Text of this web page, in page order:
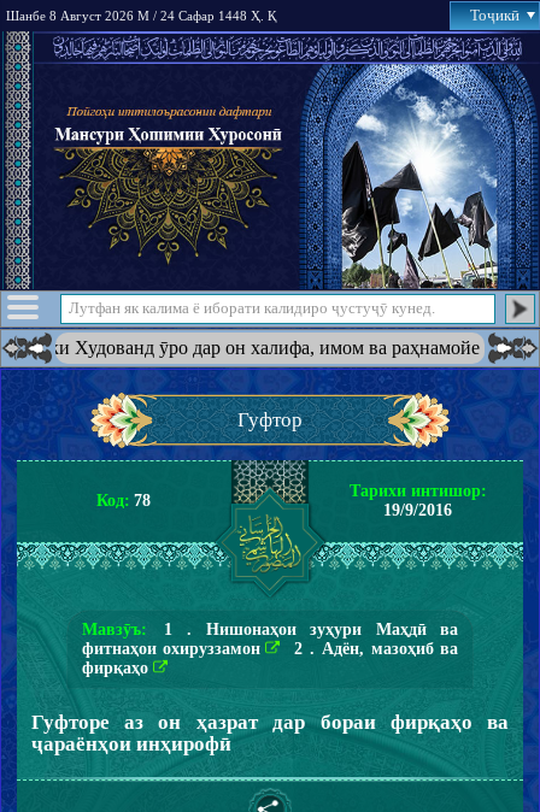
Шанбе 8 Август 2026 М / 24 Сафар 1448 Ҳ. Қ Тоҷикӣ
Худованд ӯро дар он халифа, имом ва раҳнамойе ба амри
Гуфтор
Код: 78
Тарихи интишор:
19/9/2016
Мавзӯъ:
1 . Нишонаҳои зуҳури Маҳдӣ ва
фитнаҳои охируззамон
2 . Адён, мазоҳиб ва
фирқаҳо
Гуфторе аз он ҳазрат дар бораи фирқаҳо ва
ҷараёнҳои инҳирофӣ